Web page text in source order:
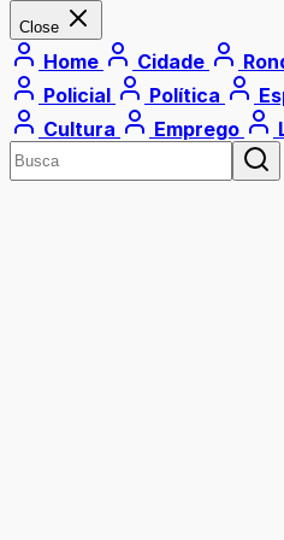
Close
Home Cidade
Policial
Política
Cultura
Emprego